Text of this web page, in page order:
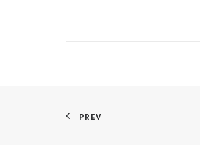
PREV